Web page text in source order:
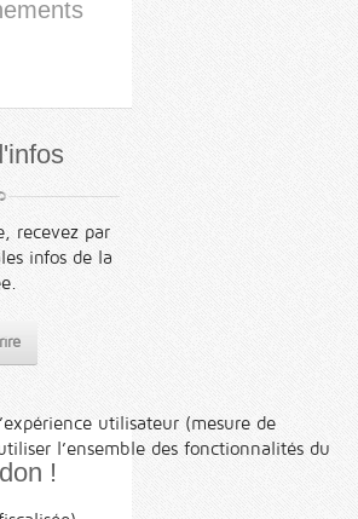
recevez par
infos de la
!
utilisateur (mesure de
l’ensemble des fonctionnalités du